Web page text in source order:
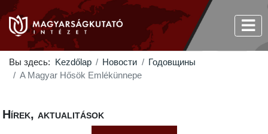
Вы здесь: Kezdőlap Новости
Годовщины
A Magyar Hősök Emlékünnepe
Hírek, aktualitások